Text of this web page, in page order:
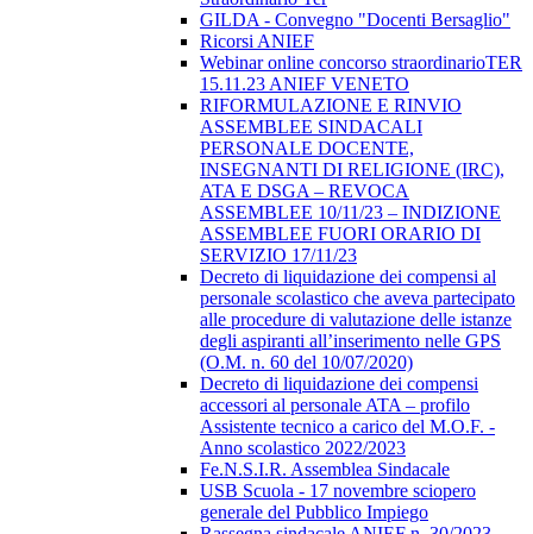
GILDA - Convegno "Docenti Bersaglio"
Ricorsi ANIEF
Webinar online concorso straordinarioTER
15.11.23 ANIEF VENETO
RIFORMULAZIONE E RINVIO
ASSEMBLEE SINDACALI
PERSONALE DOCENTE,
INSEGNANTI DI RELIGIONE (IRC),
ATA E DSGA – REVOCA
ASSEMBLEE 10/11/23 – INDIZIONE
ASSEMBLEE FUORI ORARIO DI
SERVIZIO 17/11/23
Decreto di liquidazione dei compensi al
personale scolastico che aveva partecipato
alle procedure di valutazione delle istanze
degli aspiranti all’inserimento nelle GPS
(O.M. n. 60 del 10/07/2020)
Decreto di liquidazione dei compensi
accessori al personale ATA – profilo
Assistente tecnico a carico del M.O.F. -
Anno scolastico 2022/2023
Fe.N.S.I.R. Assemblea Sindacale
USB Scuola - 17 novembre sciopero
generale del Pubblico Impiego